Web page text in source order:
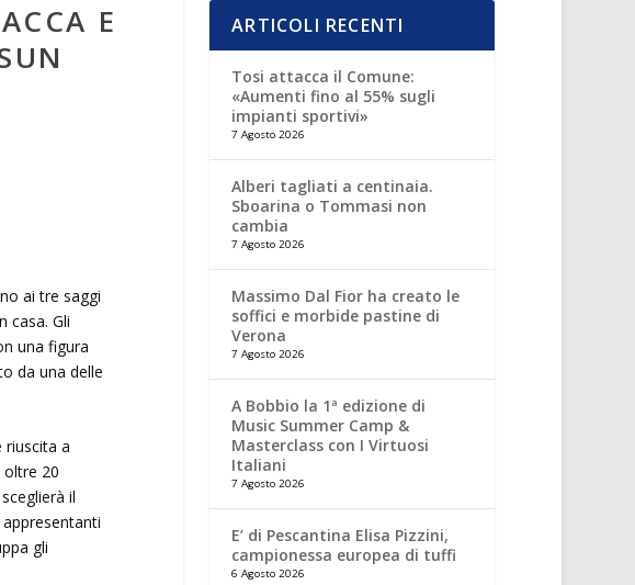
E
ai tre saggi
casa. Gli
una figura
da una delle
riuscita a
20
il
gli
ARTICOLI RECENTI
Tosi attacca il Comune:
«Aumenti fino al 55% sugli
impianti sportivi»
7 Agosto 2026
Alberi tagliati a centinaia.
Sboarina o Tommasi non
cambia
7 Agosto 2026
Massimo Dal Fior ha creato le
soffici e morbide pastine di
Verona
7 Agosto 2026
A Bobbio la 1ª edizione di
Music Summer Camp &
Masterclass con I Virtuosi
Italiani
7 Agosto 2026
E’ di Pescantina Elisa Pizzini,
campionessa europea di tuffi
6 Agosto 2026